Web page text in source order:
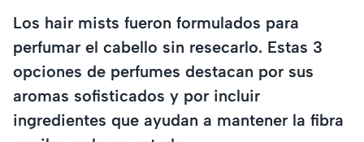
Los hair mists fueron formulados para
perfumar el cabello sin resecarlo. Estas 3
opciones de perfumes destacan por sus
aromas sofisticados y por incluir
ingredientes que ayudan a mantener la fibra